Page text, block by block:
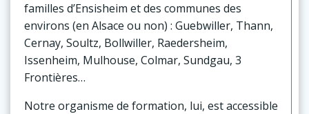
familles d’Ensisheim et des communes des
environs (en Alsace ou non) : Guebwiller, Thann,
Cernay, Soultz, Bollwiller, Raedersheim,
Issenheim, Mulhouse, Colmar, Sundgau, 3
Frontières…
Notre organisme de formation, lui, est accessible